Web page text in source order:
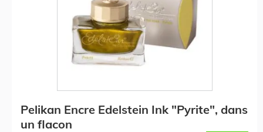
Pelikan Encre Edelstein Ink "Pyrite", dans
un flacon